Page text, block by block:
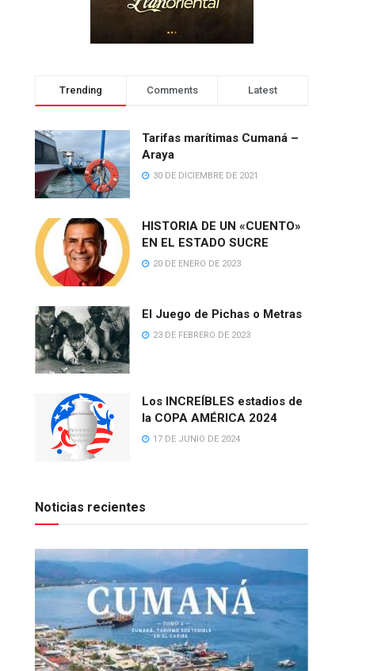
Trending Comments Latest
Tarifas marítimas Cumaná –
Araya
30 DE DICIEMBRE DE 2021
HISTORIA DE UN «CUENTO»
EN EL ESTADO SUCRE
20 DE ENERO DE 2023
El Juego de Pichas o Metras
23 DE FEBRERO DE 2023
Los INCREÍBLES estadios de
la COPA AMÉRICA 2024
17 DE JUNIO DE 2024
Noticias recientes